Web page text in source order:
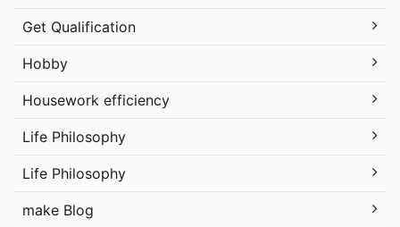
Get Qualification
Hobby
Housework efficiency
Life Philosophy
Life Philosophy
make Blog